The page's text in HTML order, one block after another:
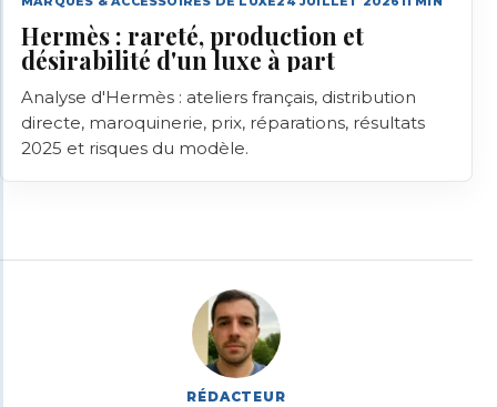
Hermès : rareté, production et
désirabilité d'un luxe à part
Analyse d'Hermès : ateliers français, distribution
directe, maroquinerie, prix, réparations, résultats
2025 et risques du modèle.
RÉDACTEUR